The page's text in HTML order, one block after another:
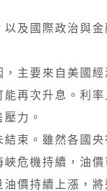
及國際政治與
，主要來自美國
再次升息。利
力。
束。雖然各國
峽危機持續，油
價持續上漲，將